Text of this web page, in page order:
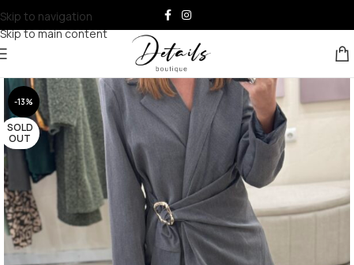
Skip to navigation
Skip to main content
-13%
SOLD
OUT